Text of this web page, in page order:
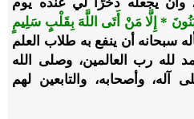
* إِلَّا مَنْ أَتَى اللَّهَ بِقَلْبٍ سَلِيمٍ
89]، كما أسأله سبحانه أن ينفع به طلاب العلم
لله رب العالمين، وصلى الله
وأصحابه، والتابعين لهم